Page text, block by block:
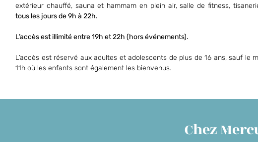
extérieur chauffé, sauna et hammam en plein air, salle de fitness,
tous les jours de 9h à 22h.
L’accès est illimité entre 19h et 22h (hors événements).
L’accès est réservé aux adultes et adolescents de plus de 16 ans, sauf le
11h où les enfants sont également les bienvenus.
Chez